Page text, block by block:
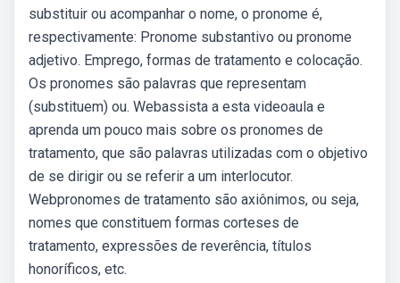
substituir ou acompanhar o nome, o pronome é,
respectivamente: Pronome substantivo ou pronome
adjetivo. Emprego, formas de tratamento e colocação.
Os pronomes são palavras que representam
(substituem) ou. Webassista a esta videoaula e
aprenda um pouco mais sobre os pronomes de
tratamento, que são palavras utilizadas com o objetivo
de se dirigir ou se referir a um interlocutor.
Webpronomes de tratamento são axiônimos, ou seja,
nomes que constituem formas corteses de
tratamento, expressões de reverência, títulos
honoríficos, etc.